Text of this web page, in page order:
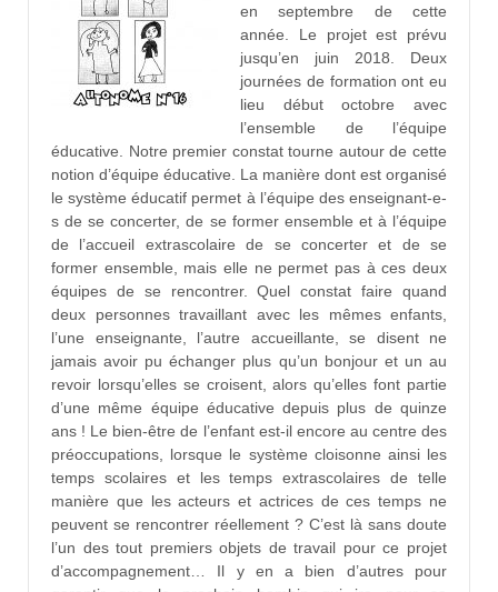
en septembre de cette
année. Le projet est prévu
jusqu’en juin 2018. Deux
journées de formation ont eu
lieu début octobre avec
l’ensemble de l’équipe
éducative. Notre premier constat tourne autour de cette
notion d’équipe éducative. La manière dont est organisé
le système éducatif permet à l’équipe des enseignant-e-
s de se concerter, de se former ensemble et à l’équipe
de l’accueil extrascolaire de se concerter et de se
former ensemble, mais elle ne permet pas à ces deux
équipes de se rencontrer. Quel constat faire quand
deux personnes travaillant avec les mêmes enfants,
l’une enseignante, l’autre accueillante, se disent ne
jamais avoir pu échanger plus qu’un bonjour et un au
revoir lorsqu’elles se croisent, alors qu’elles font partie
d’une même équipe éducative depuis plus de quinze
ans ! Le bien-être de l’enfant est-il encore au centre des
préoccupations, lorsque le système cloisonne ainsi les
temps scolaires et les temps extrascolaires de telle
manière que les acteurs et actrices de ces temps ne
peuvent se rencontrer réellement ? C’est là sans doute
l’un des tout premiers objets de travail pour ce projet
d’accompagnement… Il y en a bien d’autres pour